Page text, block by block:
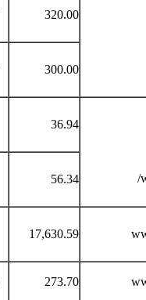
320.00
300.00
36.94
/
56.34
17,630.59
273.70